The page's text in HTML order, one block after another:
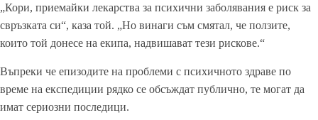
„Кори, приемайки лекарства за психични заболявания е риск за
свръзката си“, каза той. „Но винаги съм смятал, че ползите,
които той донесе на екипа, надвишават тези рискове.“
Въпреки че епизодите на проблеми с психичното здраве по
време на експедиции рядко се обсъждат публично, те могат да
имат сериозни последици.